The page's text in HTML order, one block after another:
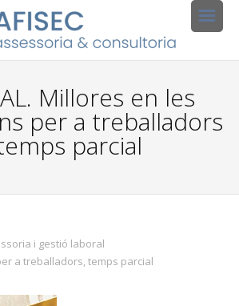
Millores en les
per a treballadors
parcial
i gestió laboral
a treballadors,temps parcial